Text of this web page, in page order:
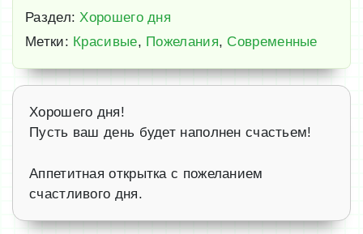
Раздел: Хорошего дня
Метки: Красивые, Пожелания, Современные
Хорошего дня!
Пусть ваш день будет наполнен счастьем!
Аппетитная открытка с пожеланием
счастливого дня.